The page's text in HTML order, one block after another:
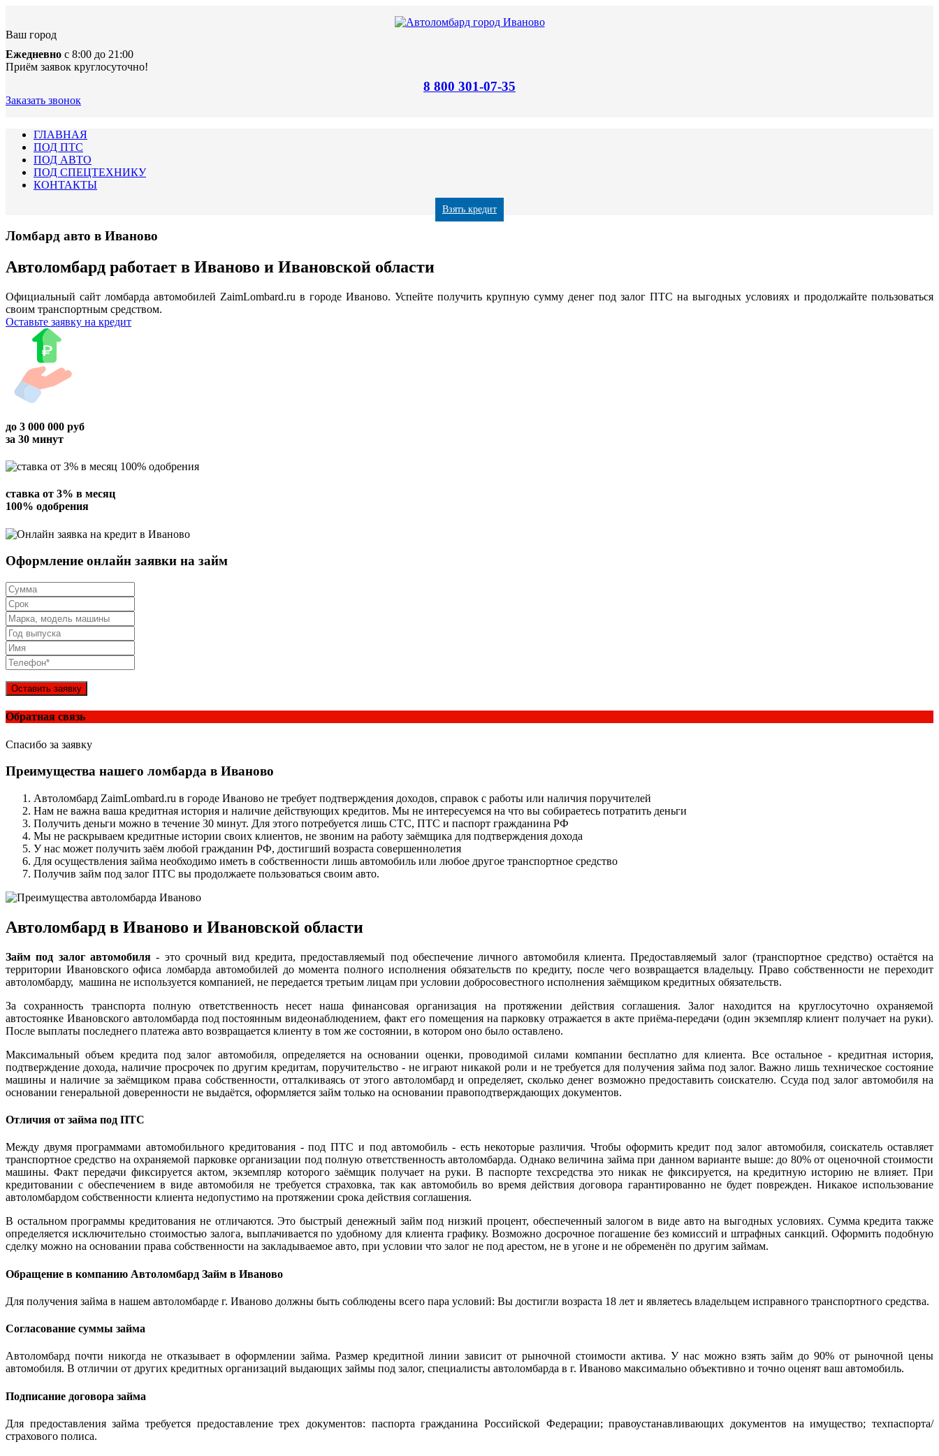
Ваш город
Ежедневно с 8:00 до 21:00
Приём заявок круглосуточно!
8 800 301-07-35
Заказать звонок
ГЛАВНАЯ
ПОД ПТС
ПОД АВТО
ПОД СПЕЦТЕХНИКУ
КОНТАКТЫ
Взять кредит
Ломбард авто в Иваново
Автоломбард работает в Иваново и Ивановской области
Официальный сайт ломбарда автомобилей ZaimLombard.ru в городе Иваново. Успейте получить крупную сумму денег под залог ПТС на выгодных условиях и продолжайте пользоваться
своим транспортным средством.
Оставьте заявку на кредит
до 3 000 000 руб
за 30 минут
ставка от 3% в месяц
100% одобрения
Оформление онлайн заявки на займ
Оставить заявку
Обратная связь
Спасибо за заявку
Преимущества нашего ломбарда в Иваново
Автоломбард ZaimLombard.ru в городе Иваново не требует подтверждения доходов, справок с работы или наличия поручителей
Нам не важна ваша кредитная история и наличие действующих кредитов. Мы не интересуемся на что вы собираетесь потратить деньги
Получить деньги можно в течение 30 минут. Для этого потребуется лишь СТС, ПТС и паспорт гражданина РФ
Мы не раскрываем кредитные истории своих клиентов, не звоним на работу заёмщика для подтверждения дохода
У нас может получить заём любой гражданин РФ, достигший возраста совершеннолетия
Для осуществления займа необходимо иметь в собственности лишь автомобиль или любое другое транспортное средство
Получив займ под залог ПТС вы продолжаете пользоваться своим авто.
Автоломбард в Иваново и Ивановской области
Займ под залог автомобиля - это срочный вид кредита, предоставляемый под обеспечение личного автомобиля клиента. Предоставляемый залог (транспортное средство) остаётся на
территории Ивановского офиса ломбарда автомобилей до момента полного исполнения обязательств по кредиту, после чего возвращается владельцу. Право собственности не переходит
автоломбарду, машина не используется компанией, не передается третьим лицам при условии добросовестного исполнения заёмщиком кредитных обязательств.
За сохранность транспорта полную ответственность несет наша финансовая организация на протяжении действия соглашения. Залог находится на круглосуточно охраняемой
автостоянке Ивановского автоломбарда под постоянным видеонаблюдением, факт его помещения на парковку отражается в акте приёма-передачи (один экземпляр клиент получает на руки).
После выплаты последнего платежа авто возвращается клиенту в том же состоянии, в котором оно было оставлено.
Максимальный объем кредита под залог автомобиля, определяется на основании оценки, проводимой силами компании бесплатно для клиента. Все остальное - кредитная история,
подтверждение дохода, наличие просрочек по другим кредитам, поручительство - не играют никакой роли и не требуется для получения займа под залог. Важно лишь техническое состояние
машины и наличие за заёмщиком права собственности, отталкиваясь от этого автоломбард и определяет, сколько денег возможно предоставить соискателю. Ссуда под залог автомобиля на
основании генеральной доверенности не выдаётся, оформляется займ только на основании правоподтверждающих документов.
Отличия от займа под ПТС
Между двумя программами автомобильного кредитования - под ПТС и под автомобиль - есть некоторые различия. Чтобы оформить кредит под залог автомобиля, соискатель оставляет
транспортное средство на охраняемой парковке организации под полную ответственность автоломбарда. Однако величина займа при данном варианте выше: до 80% от оценочной стоимости
машины. Факт передачи фиксируется актом, экземпляр которого заёмщик получает на руки. В паспорте техсредства это никак не фиксируется, на кредитную историю не влияет. При
кредитовании с обеспечением в виде автомобиля не требуется страховка, так как автомобиль во время действия договора гарантированно не будет поврежден. Никакое использование
автоломбардом собственности клиента недопустимо на протяжении срока действия соглашения.
В остальном программы кредитования не отличаются. Это быстрый денежный займ под низкий процент, обеспеченный залогом в виде авто на выгодных условиях. Сумма кредита также
определяется исключительно стоимостью залога, выплачивается по удобному для клиента графику. Возможно досрочное погашение без комиссий и штрафных санкций. Оформить подобную
сделку можно на основании права собственности на закладываемое авто, при условии что залог не под арестом, не в угоне и не обременён по другим займам.
Обращение в компанию Автоломбард Займ в Иваново
Для получения займа в нашем автоломбарде г. Иваново должны быть соблюдены всего пара условий: Вы достигли возраста 18 лет и являетесь владельцем исправного транспортного средства.
Согласование суммы займа
Автоломбард почти никогда не отказывает в оформлении займа. Размер кредитной линии зависит от рыночной стоимости актива. У нас можно взять займ до 90% от рыночной цены
автомобиля. В отличии от других кредитных организаций выдающих займы под залог, специалисты автоломбарда в г. Иваново максимально объективно и точно оценят ваш автомобиль.
Подписание договора займа
Для предоставления займа требуется предоставление трех документов: паспорта гражданина Российской Федерации; правоустанавливающих документов на имущество; техпаспорта/
страхового полиса.